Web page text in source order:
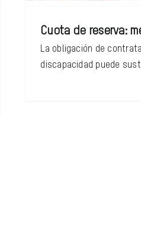
Cuota de reserva:
La obligación de
discapacidad puede